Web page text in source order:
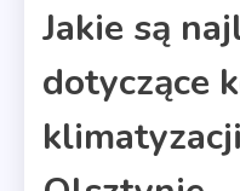
Jakie są
dotyczące